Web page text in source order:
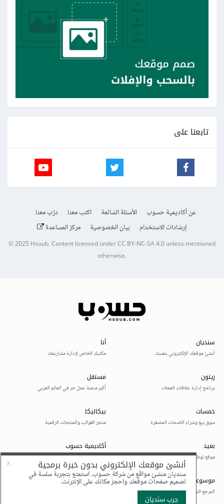
تابعنا على
عن أكاديمية حسوب الأسئلة الشائعة اكتب معنا
درّب معنا
إرشادات الاستخدام
بيان الخصوصية مركز المساعدة
© 2025Hsoub.Content licensed underCC BY-NC-SA 4.0unless mentioned
otherwise.